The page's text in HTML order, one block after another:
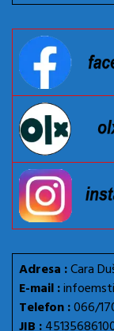
Adresa :Cara
E-mail :
Telefon :066/